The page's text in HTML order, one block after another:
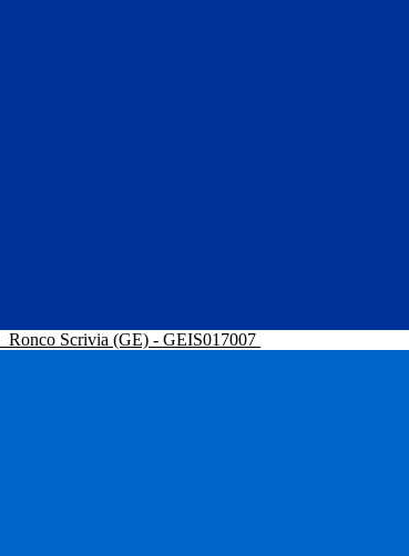
Ronco Scrivia (GE) - GEIS017007